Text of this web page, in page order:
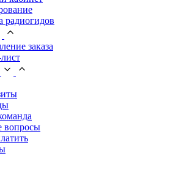
радиогидов
заказа
вопросы